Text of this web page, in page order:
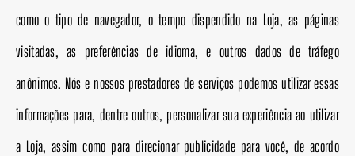
como o tipo de navegador, o tempo dispendido na Loja, as páginas
visitadas, as preferências de idioma, e outros dados de tráfego
anônimos. Nós e nossos prestadores de serviços podemos utilizar essas
informações para, dentre outros, personalizar sua experiência ao utilizar
a Loja, assim como para direcionar publicidade para você, de acordo